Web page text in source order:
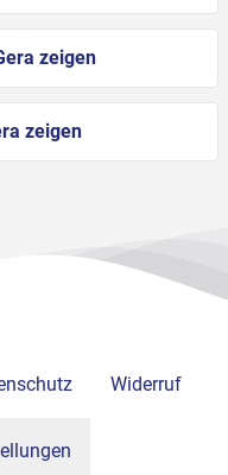
zeigen
zeigen
Widerruf